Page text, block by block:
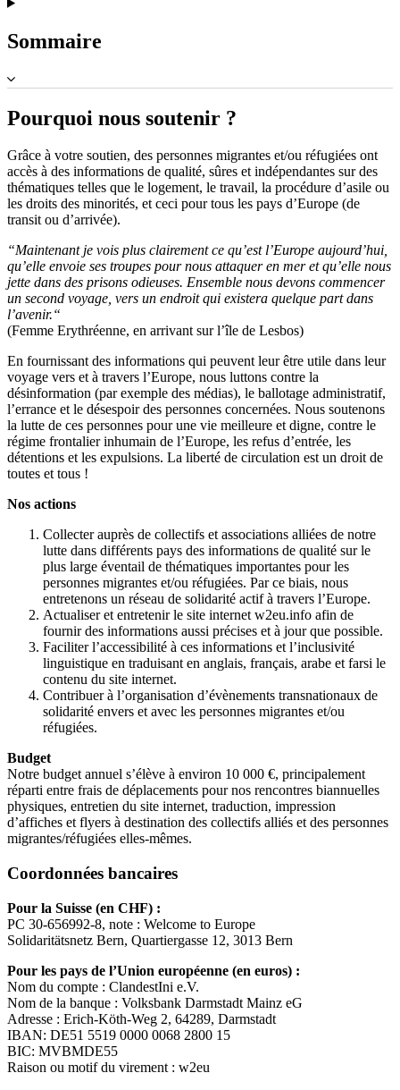
Sommaire
Pourquoi nous soutenir ?
Grâce à votre soutien, des personnes migrantes et/ou réfugiées ont
accès à des informations de qualité, sûres et indépendantes sur des
thématiques telles que le logement, le travail, la procédure d’asile ou
les droits des minorités, et ceci pour tous les pays d’Europe (de
transit ou d’arrivée).
“Maintenant je vois plus clairement ce qu’est l’Europe aujourd’hui,
qu’elle envoie ses troupes pour nous attaquer en mer et qu’elle nous
jette dans des prisons odieuses. Ensemble nous devons commencer
un second voyage, vers un endroit qui existera quelque part dans
l’avenir.“
(Femme Erythréenne, en arrivant sur l’île de Lesbos)
En fournissant des informations qui peuvent leur être utile dans leur
voyage vers et à travers l’Europe, nous luttons contre la
désinformation (par exemple des médias), le ballotage administratif,
l’errance et le désespoir des personnes concernées. Nous soutenons
la lutte de ces personnes pour une vie meilleure et digne, contre le
régime frontalier inhumain de l’Europe, les refus d’entrée, les
détentions et les expulsions. La liberté de circulation est un droit de
toutes et tous !
Nos actions
Collecter auprès de collectifs et associations alliées de notre
lutte dans différents pays des informations de qualité sur le
plus large éventail de thématiques importantes pour les
personnes migrantes et/ou réfugiées. Par ce biais, nous
entretenons un réseau de solidarité actif à travers l’Europe.
Actualiser et entretenir le site internet w2eu.info afin de
fournir des informations aussi précises et à jour que possible.
Faciliter l’accessibilité à ces informations et l’inclusivité
linguistique en traduisant en anglais, français, arabe et farsi le
contenu du site internet.
Contribuer à l’organisation d’évènements transnationaux de
solidarité envers et avec les personnes migrantes et/ou
réfugiées.
Budget
Notre budget annuel s’élève à environ 10 000 €, principalement
réparti entre frais de déplacements pour nos rencontres biannuelles
physiques, entretien du site internet, traduction, impression
d’affiches et flyers à destination des collectifs alliés et des personnes
migrantes/réfugiées elles-mêmes.
Coordonnées bancaires
Pour la Suisse (en CHF) :
PC 30-656992-8, note : Welcome to Europe
Solidaritätsnetz Bern, Quartiergasse 12, 3013 Bern
Pour les pays de l’Union européenne (en euros) :
Nom du compte : ClandestIni e.V.
Nom de la banque : Volksbank Darmstadt Mainz eG
Adresse : Erich-Köth-Weg 2, 64289, Darmstadt
IBAN: DE51 5519 0000 0068 2800 15
BIC: MVBMDE55
Raison ou motif du virement : w2eu